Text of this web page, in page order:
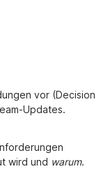
vor (Decision
Updates.
wird und warum.